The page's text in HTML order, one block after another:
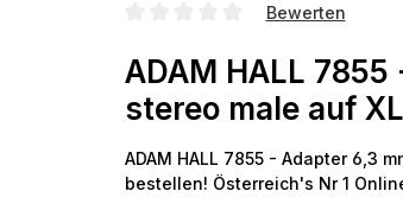
Bewerten
ADAM HALL
stereo male auf
ADAM HALL 7855 - Adapter 6,3
bestellen! Österreich's Nr 1